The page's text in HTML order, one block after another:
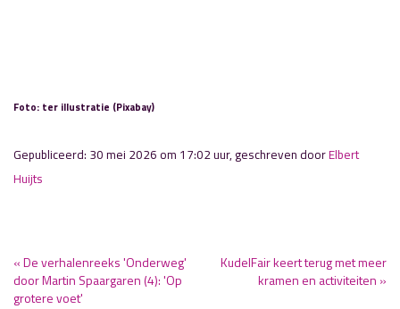
Foto: ter illustratie (Pixabay)
Gepubliceerd: 30 mei 2026 om 17:02 uur, geschreven doorElbert
Huijts
« De verhalenreeks 'Onderweg'
door Martin Spaargaren (4): 'Op
grotere voet'
KudelFair keert terug met meer
kramen en activiteiten »